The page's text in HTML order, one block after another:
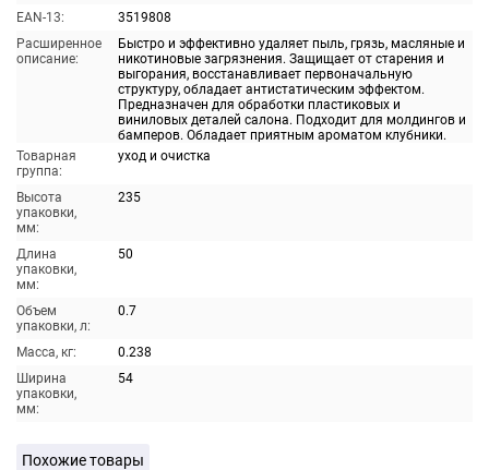
EAN-13:
3519808
Расширенное
описание:
Быстро и эффективно удаляет пыль, грязь, масляные и
никотиновые загрязнения. Защищает от старения и
выгорания, восстанавливает первоначальную
структуру, обладает антистатическим эффектом.
Предназначен для обработки пластиковых и
виниловых деталей салона. Подходит для молдингов и
бамперов. Обладает приятным ароматом клубники.
Товарная
группа:
уход и очистка
Высота
упаковки,
мм:
235
Длина
упаковки,
мм:
50
Объем
упаковки, л:
0.7
Масса, кг:
0.238
Ширина
упаковки,
мм:
54
Похожие товары